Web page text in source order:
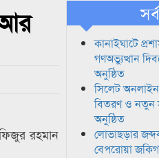
রহমান
কানাইঘাটে
গণঅভ্যুত্থান
অনুষ্ঠিত
সিলেট অনলাইন
বিতরণ ও নতুন
অনুষ্ঠিত
লোভাছড়ার
বেপরোয়া